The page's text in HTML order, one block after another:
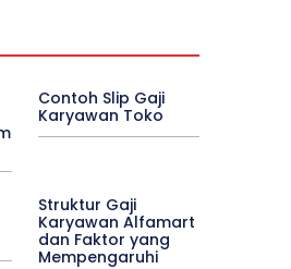
Contoh Slip Gaji
Karyawan Toko
Struktur Gaji
Karyawan Alfamart
dan Faktor yang
Mempengaruhi